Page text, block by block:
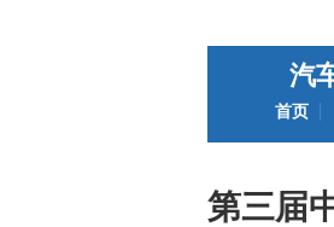
汽
首页
第三届